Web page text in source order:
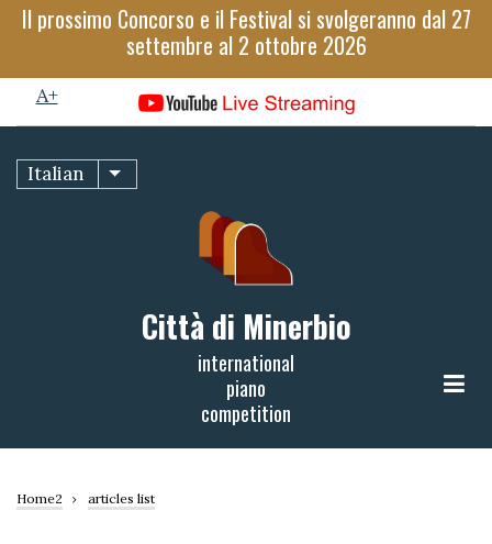
Salta
principale
Il prossimo Concorso e il Festival si svolgeranno dal 27
settembre al 2 ottobre 2026
Italian Mostra ulteriori azioni
Città di Minerbio
international
piano
competition
Briciole
Home2 articles list
A+
0%
read